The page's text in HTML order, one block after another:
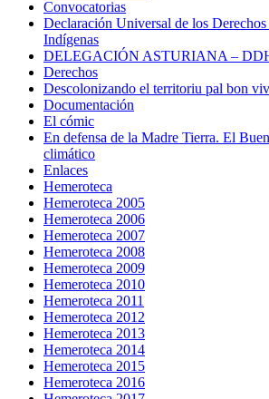
Convocatorias
Declaración Universal de los Derechos
Indígenas
DELEGACIÓN ASTURIANA –
Derechos
Descolonizando el territoriu pal bon
Documentación
El cómic
En defensa de la Madre Tierra. El
climático
Enlaces
Hemeroteca
Hemeroteca 2005
Hemeroteca 2006
Hemeroteca 2007
Hemeroteca 2008
Hemeroteca 2009
Hemeroteca 2010
Hemeroteca 2011
Hemeroteca 2012
Hemeroteca 2013
Hemeroteca 2014
Hemeroteca 2015
Hemeroteca 2016